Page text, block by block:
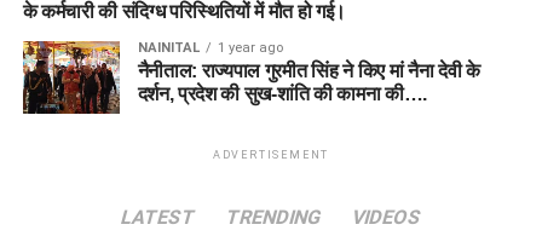
के कर्मचारी की संदिग्ध परिस्थितियों में मौत हो गई।
NAINITAL 1 year ago
नैनीताल: राज्यपाल गुरमीत सिंह ने किए मां नैना देवी के
दर्शन, प्रदेश की सुख-शांति की कामना की….
ADVERTISEMENT
LATEST TRENDING VIDEOS